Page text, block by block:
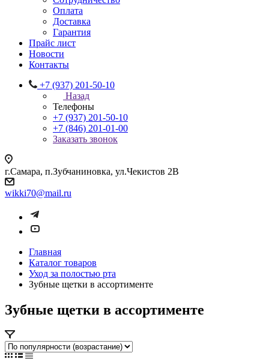
Оплата
Доставка
Гарантия
Прайс лист
Новости
Контакты
+7 (937) 201-50-10
Назад
Телефоны
+7 (937) 201-50-10
+7 (846) 201-01-00
Заказать звонок
г.Самара, п.Зубчаниновка, ул.Чекистов 2В
wikki70@mail.ru
Главная
Каталог товаров
Уход за полостью рта
Зубные щетки в ассортименте
Зубные щетки в ассортименте